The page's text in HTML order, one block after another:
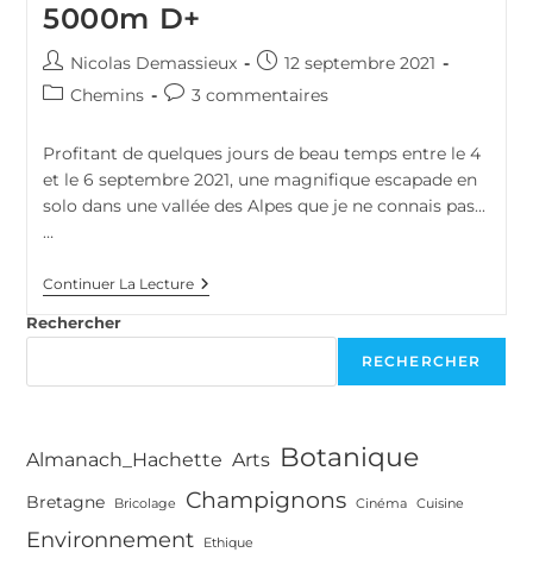
5000m D+
Auteur/autrice
de
Nicolas Demassieux
Publication
publiée :
12 septembre 2021
PostChemins
Commentaires
publication :
3 commentaires
Profitant de quelques jours de beau temps entre le 4
et le 6 septembre 2021, une magnifique escapade en
solo dans une vallée des Alpes que je ne connais pas...
…
Continuer La LectureRandonnée
Sixt-
À-
100km
5000m
D+
Rechercher
RECHERCHER
Almanach_Hachette Arts Botanique
Bretagne Bricolage Champignons Cinéma Cuisine
Environnement Ethique